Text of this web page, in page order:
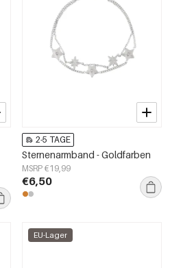
2-5 TAGE
Sternenarmband - Goldfarben
MSRP €19,99
€6,50
EU-Lager